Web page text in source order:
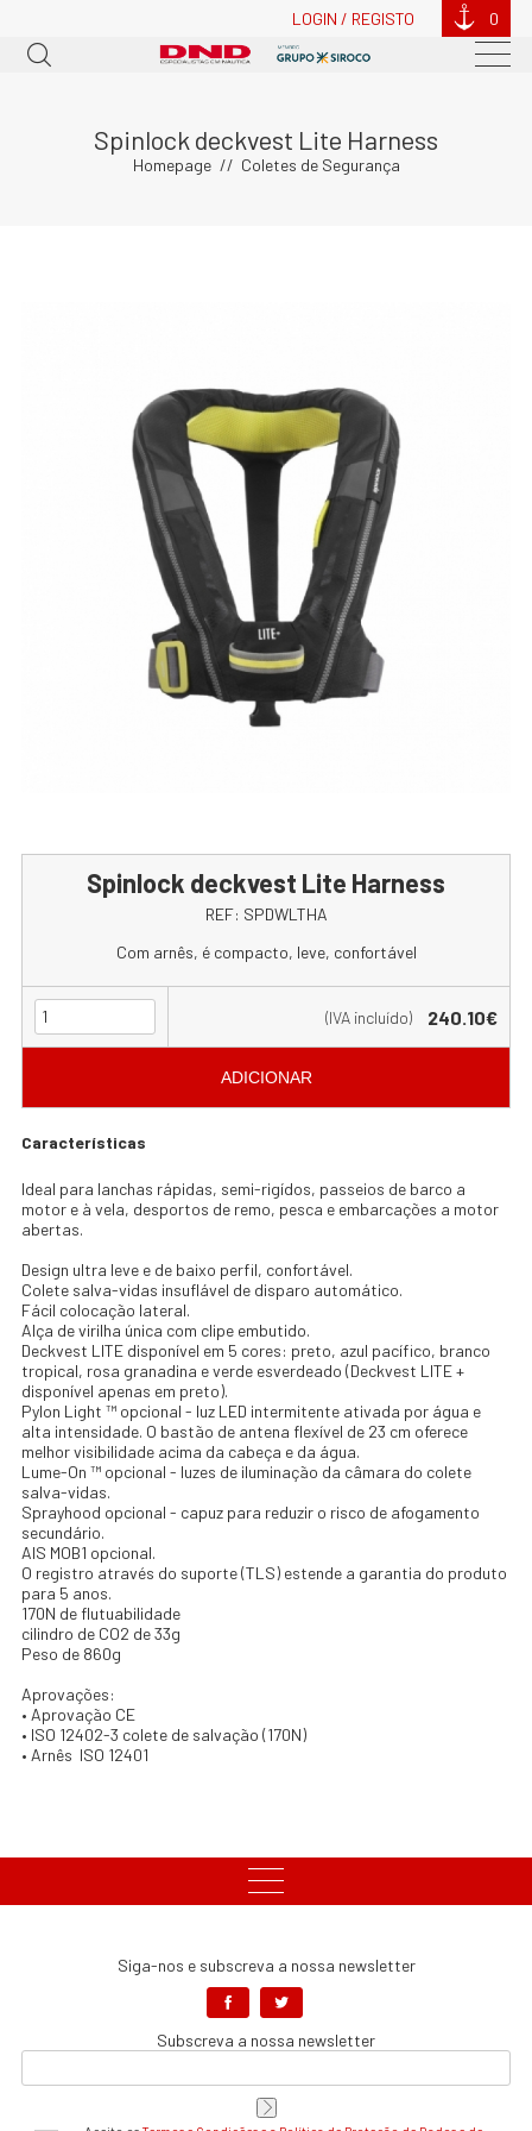
LOGIN / REGISTO 0
Spinlock deckvest Lite Harness
Homepage Coletes de Segurança
Spinlock deckvest Lite Harness
REF: SPDWLTHA
Com arnês, é compacto, leve, confortável
(IVA incluído) 240.10€
ADICIONAR
Características
Ideal para lanchas rápidas, semi-rigídos, passeios de barco a
motor e à vela, desportos de remo, pesca e embarcações a motor
abertas.
Design ultra leve e de baixo perfil, confortável.
Colete salva-vidas insuflável de disparo automático.
Fácil colocação lateral.
Alça de virilha única com clipe embutido.
Deckvest LITE disponível em 5 cores: preto, azul pacífico, branco
tropical, rosa granadina e verde esverdeado (Deckvest LITE +
disponível apenas em preto).
Pylon Light ™ opcional - luz LED intermitente ativada por água e
alta intensidade. O bastão de antena flexível de 23 cm oferece
melhor visibilidade acima da cabeça e da água.
Lume-On ™ opcional - luzes de iluminação da câmara do colete
salva-vidas.
Sprayhood opcional - capuz para reduzir o risco de afogamento
secundário.
AIS MOB1 opcional.
O registro através do suporte (TLS) estende a garantia do produto
para 5 anos.
170N de flutuabilidade
cilindro de CO2 de 33g
Peso de 860g
Aprovações:
• Aprovação CE
• ISO 12402-3 colete de salvação (170N)
• Arnês ISO 12401
Siga-nos e subscreva a nossa newsletter
Subscreva a nossa newsletter